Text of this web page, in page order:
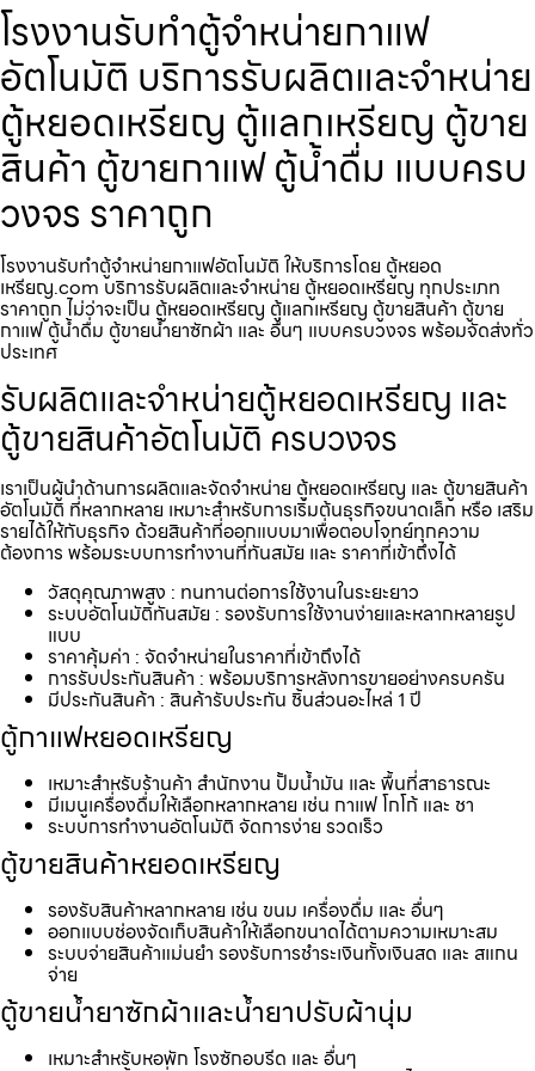
โรงงานรับทำตู้จำหน่ายกาแฟ​
อัตโนมัติ บริการรับผลิตและจำหน่าย
ตู้หยอดเหรียญ ตู้แลกเหรียญ ตู้ขาย
สินค้า ตู้ขายกาแฟ ตู้น้ำดื่ม แบบครบ
วงจร ราคาถูก
โรงงานรับทำตู้จำหน่ายกาแฟ​อัตโนมัติ ให้บริการโดย ตู้หยอด
เหรียญ.com บริการรับผลิตและจำหน่าย ตู้หยอดเหรียญ ทุกประเภท
ราคาถูก ไม่ว่าจะเป็น ตู้หยอดเหรียญ ตู้แลกเหรียญ ตู้ขายสินค้า ตู้ขาย
กาแฟ ตู้น้ำดื่ม ตู้ขายน้ำยาซักผ้า และ อื่นๆ แบบครบวงจร พร้อมจัดส่งทั่ว
ประเทศ
รับผลิตและจำหน่ายตู้หยอดเหรียญ และ
ตู้ขายสินค้าอัตโนมัติ ครบวงจร
เราเป็นผู้นำด้านการผลิตและจัดจำหน่าย ตู้หยอดเหรียญ และ ตู้ขายสินค้า
อัตโนมัติ ที่หลากหลาย เหมาะสำหรับการเริ่มต้นธุรกิจขนาดเล็ก หรือ เสริม
รายได้ให้กับธุรกิจ ด้วยสินค้าที่ออกแบบมาเพื่อตอบโจทย์ทุกความ
ต้องการ พร้อมระบบการทำงานที่ทันสมัย และ ราคาที่เข้าถึงได้
วัสดุคุณภาพสูง : ทนทานต่อการใช้งานในระยะยาว
ระบบอัตโนมัติทันสมัย : รองรับการใช้งานง่ายและหลากหลายรูป
แบบ
ราคาคุ้มค่า : จัดจำหน่ายในราคาที่เข้าถึงได้
การรับประกันสินค้า : พร้อมบริการหลังการขายอย่างครบครัน
มีประกันสินค้า : สินค้ารับประกัน ชิ้นส่วนอะไหล่ 1 ปี
ตู้กาแฟหยอดเหรียญ
เหมาะสำหรับร้านค้า สำนักงาน ปั้มน้ำมัน และ พื้นที่สาธารณะ
มีเมนูเครื่องดื่มให้เลือกหลากหลาย เช่น กาแฟ โกโก้ และ ชา
ระบบการทำงานอัตโนมัติ จัดการง่าย รวดเร็ว
ตู้ขายสินค้าหยอดเหรียญ
รองรับสินค้าหลากหลาย เช่น ขนม เครื่องดื่ม และ อื่นๆ
ออกแบบช่องจัดเก็บสินค้าให้เลือกขนาดได้ตามความเหมาะสม
ระบบจ่ายสินค้าแม่นยำ รองรับการชำระเงินทั้งเงินสด และ สแกน
จ่าย
ตู้ขายน้ำยาซักผ้าและน้ำยาปรับผ้านุ่ม
เหมาะสำหรับหอพัก โรงซักอบรีด และ อื่นๆ